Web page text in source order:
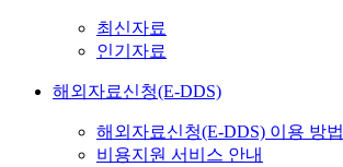
최신자료
인기자료
해외자료신청(E-DDS)
해외자료신청(E-DDS) 이용 방법
비용지원 서비스 안내